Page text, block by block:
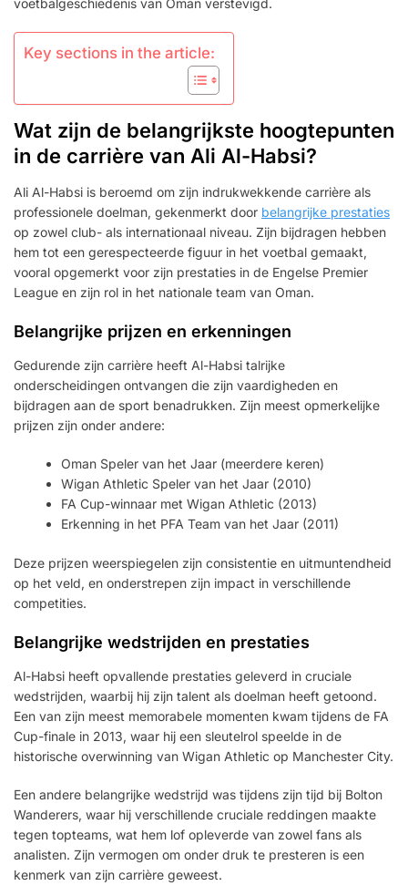
voetbalgeschiedenis van Oman verstevigd.
Key sections in the article:
Wat zijn de belangrijkste hoogtepunten
in de carrière van Ali Al-Habsi?
Ali Al-Habsi is beroemd om zijn indrukwekkende carrière als
professionele doelman, gekenmerkt door belangrijke prestaties
op zowel club- als internationaal niveau. Zijn bijdragen hebben
hem tot een gerespecteerde figuur in het voetbal gemaakt,
vooral opgemerkt voor zijn prestaties in de Engelse Premier
League en zijn rol in het nationale team van Oman.
Belangrijke prijzen en erkenningen
Gedurende zijn carrière heeft Al-Habsi talrijke
onderscheidingen ontvangen die zijn vaardigheden en
bijdragen aan de sport benadrukken. Zijn meest opmerkelijke
prijzen zijn onder andere:
Oman Speler van het Jaar (meerdere keren)
Wigan Athletic Speler van het Jaar (2010)
FA Cup-winnaar met Wigan Athletic (2013)
Erkenning in het PFA Team van het Jaar (2011)
Deze prijzen weerspiegelen zijn consistentie en uitmuntendheid
op het veld, en onderstrepen zijn impact in verschillende
competities.
Belangrijke wedstrijden en prestaties
Al-Habsi heeft opvallende prestaties geleverd in cruciale
wedstrijden, waarbij hij zijn talent als doelman heeft getoond.
Een van zijn meest memorabele momenten kwam tijdens de FA
Cup-finale in 2013, waar hij een sleutelrol speelde in de
historische overwinning van Wigan Athletic op Manchester City.
Een andere belangrijke wedstrijd was tijdens zijn tijd bij Bolton
Wanderers, waar hij verschillende cruciale reddingen maakte
tegen topteams, wat hem lof opleverde van zowel fans als
analisten. Zijn vermogen om onder druk te presteren is een
kenmerk van zijn carrière geweest.